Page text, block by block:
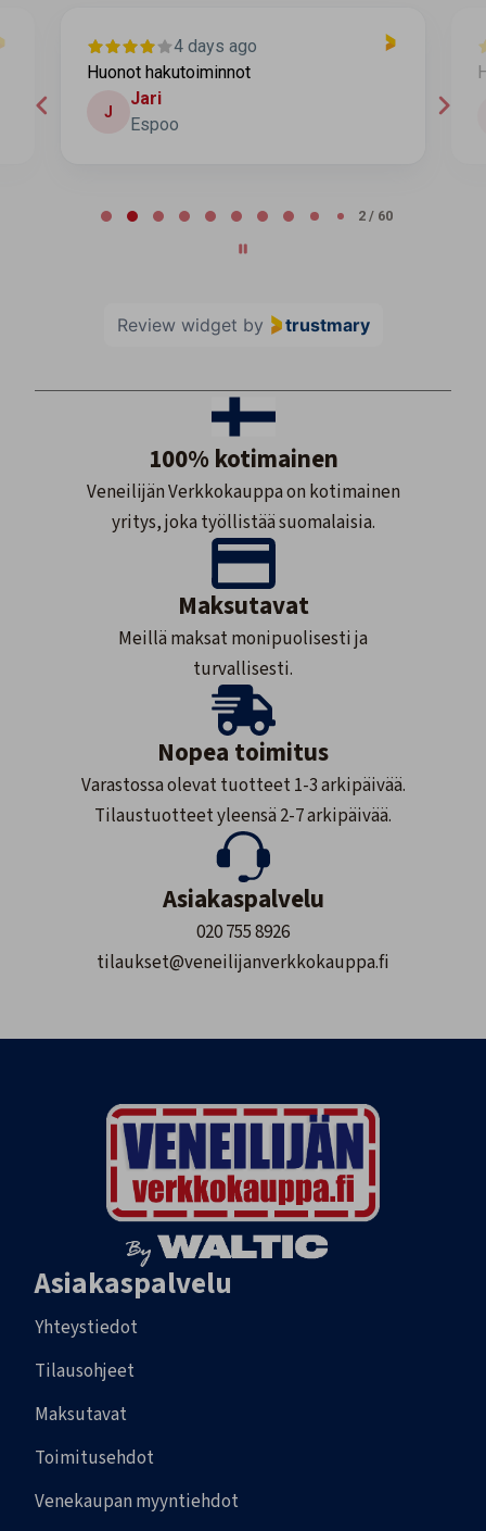
4 days ago
Huonot hakutoiminnot
J
Jari
Espoo
2 / 60
Review widget by trustmary
100% kotimainen
Veneilijän Verkkokauppa on kotimainen
yritys, joka työllistää suomalaisia.
Maksutavat
Meillä maksat monipuolisesti ja
turvallisesti.
Nopea toimitus
Varastossa olevat tuotteet 1-3 arkipäivää.
Tilaustuotteet yleensä 2-7 arkipäivää.
Asiakaspalvelu
020 755 8926
tilaukset@veneilijanverkkokauppa.fi
Asiakaspalvelu
Yhteystiedot
Tilausohjeet
Maksutavat
Toimitusehdot
Venekaupan myyntiehdot